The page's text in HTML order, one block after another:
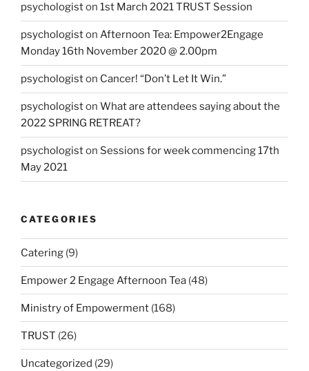
psychologiston 1st March 2021 TRUST Session
psychologiston Afternoon Tea: Empower2Engage
Monday 16th November 2020 @ 2.00pm
psychologiston Cancer! “Don’t Let It Win.”
psychologiston What are attendees saying about the
2022 SPRING RETREAT?
psychologiston Sessions for week commencing 17th
May 2021
CATEGORIES
Catering (9)
Empower 2 Engage Afternoon Tea (48)
Ministry of Empowerment (168)
TRUST (26)
Uncategorized (29)